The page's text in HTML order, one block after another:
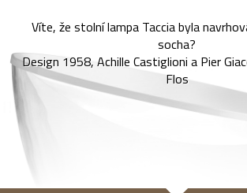
Víte, že stolní lampa Taccia byla
socha?
Design 1958, Achille Castiglioni a Pier
Flos